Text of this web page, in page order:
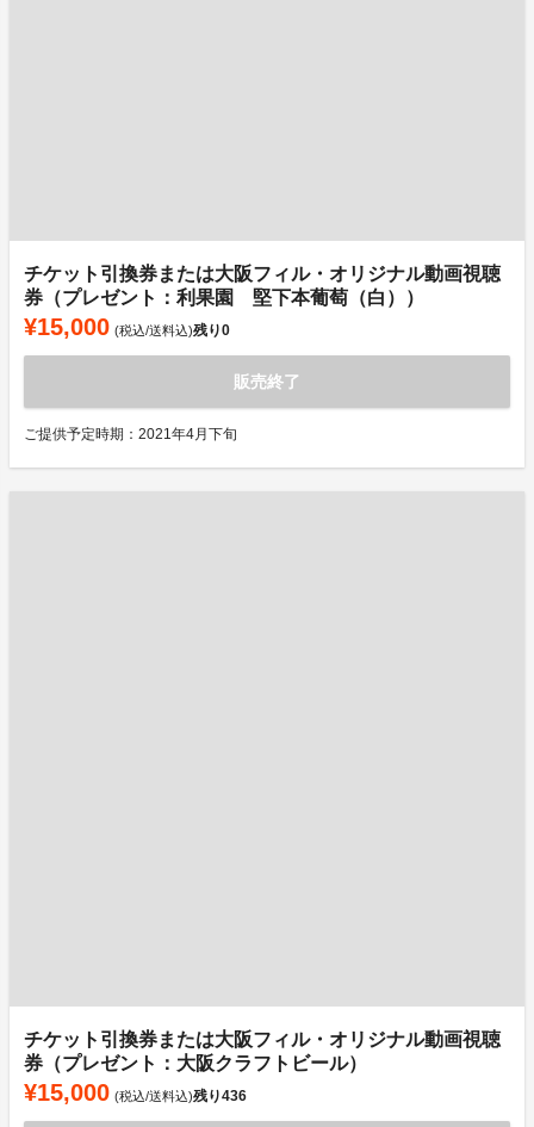
チケット引換券または大阪フィル・オリジナル動画視聴
券（プレゼント：利果園 堅下本葡萄（白））
¥15,000 (税込/送料込)残り0
販売終了
ご提供予定時期：2021年4月下旬
チケット引換券または大阪フィル・オリジナル動画視聴
券（プレゼント：大阪クラフトビール）
¥15,000 (税込/送料込)残り436